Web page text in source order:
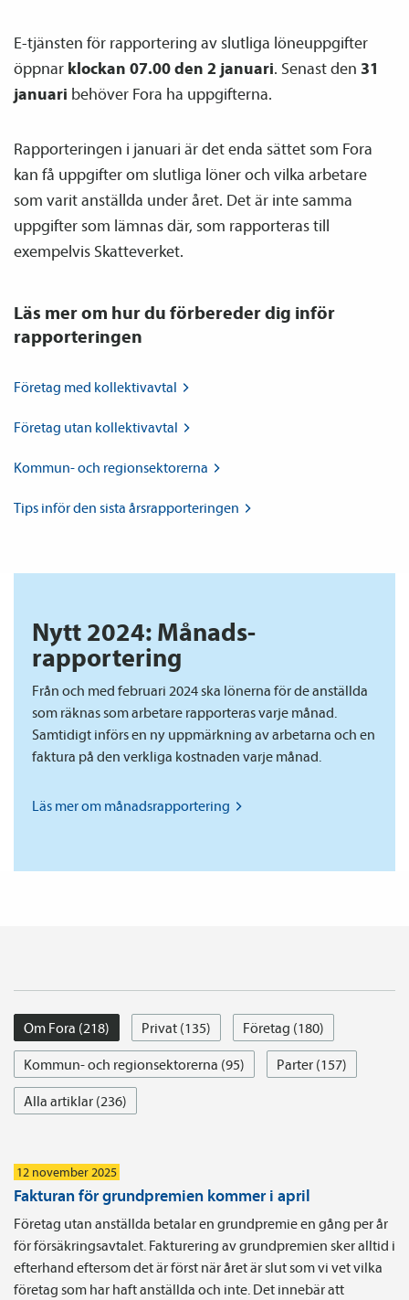
E-tjänsten för rapportering av slutliga löneuppgifter
öppnar klockan 07.00 den 2 januari. Senast den 31
januari behöver Fora ha uppgifterna.
Rapporteringen i januari är det enda sättet som Fora
kan få uppgifter om slutliga löner och vilka arbetare
som varit anställda under året. Det är inte samma
uppgifter som lämnas där, som rapporteras till
exempelvis Skatteverket.
Läs mer om hur du förbereder dig inför
rapporteringen
Företag med kollektiv­avtal
Företag utan kollektiv­avtal
Kommun- och regionsektorerna
Tips inför den sista årsrapporteringen
Nytt 2024: Månads­
rapportering
Från och med februari 2024 ska lönerna för de anställda
som räknas som arbetare rapporteras varje månad.
Samtidigt införs en ny upp­märkning av arbetarna och en
faktura på den verkliga kostnaden varje månad.
Läs mer om månads­rapportering
Om Fora (218) Privat (135)
Företag (180)
Kommun- och regionsektorerna (95)
Parter (157)
Alla artiklar (236)
12 november 2025
Fakturan för grundpremien kommer i april
Företag utan anställda betalar en grundpremie en gång per år
för försäkringsavtalet. Fakturering av grundpremien sker alltid i
efterhand eftersom det är först när året är slut som vi vet vilka
företag som har haft anställda och inte. Det innebär att